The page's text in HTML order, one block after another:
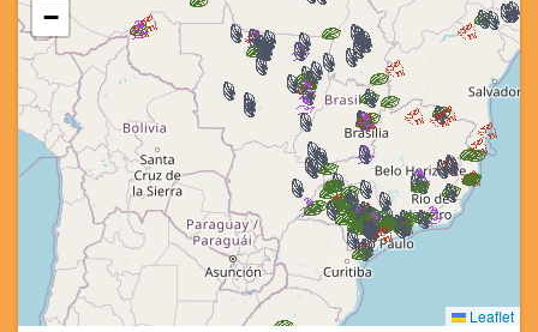
−
Leaflet